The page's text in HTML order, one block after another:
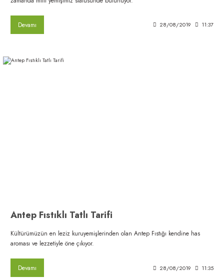
Devamı 28/08/2019 11:37
Antep Fıstıklı Tatlı Tarifi
Kültürümüzün en leziz kuruyemişlerinden olan Antep Fıstığı kendine has
aroması ve lezzetiyle öne çıkıyor.
Devamı 28/08/2019 11:35